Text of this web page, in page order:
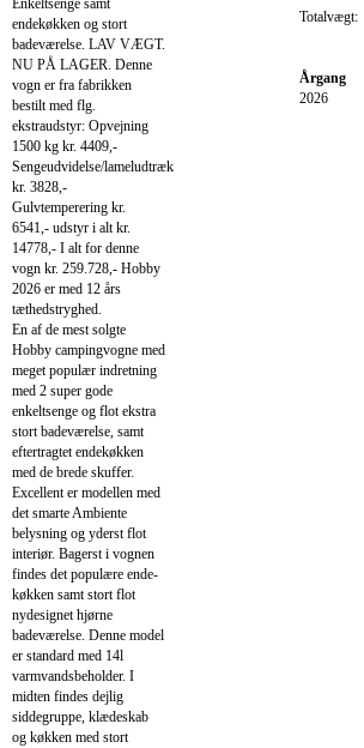
Enkeltsenge samt
endekøkken og stort
badeværelse. LAV VÆGT.
NU PÅ LAGER. Denne
vogn er fra fabrikken
bestilt med flg.
ekstraudstyr: Opvejning
1500 kg kr. 4409,-
Sengeudvidelse/lameludtræk
kr. 3828,-
Gulvtemperering kr.
6541,- udstyr i alt kr.
14778,- I alt for denne
vogn kr. 259.728,- Hobby
2026 er med 12 års
tæthedstryghed.
En af de mest solgte
Hobby campingvogne med
meget populær indretning
med 2 super gode
enkeltsenge og flot ekstra
stort badeværelse, samt
eftertragtet endekøkken
med de brede skuffer.
Excellent er modellen med
det smarte Ambiente
belysning og yderst flot
interiør. Bagerst i vognen
findes det populære ende-
køkken samt stort flot
nydesignet hjørne
badeværelse. Denne model
er standard med 14l
varmvandsbeholder. I
midten findes dejlig
siddegruppe, klædeskab
og køkken med stort
Totalvægt:
Årgang
2026